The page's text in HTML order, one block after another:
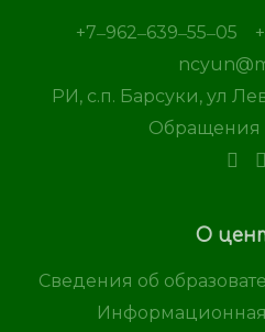
О
Сведения об
Информационная
+7‒962‒639‒55‒05
РИ, с.п. Барсуки, ул
Обращения